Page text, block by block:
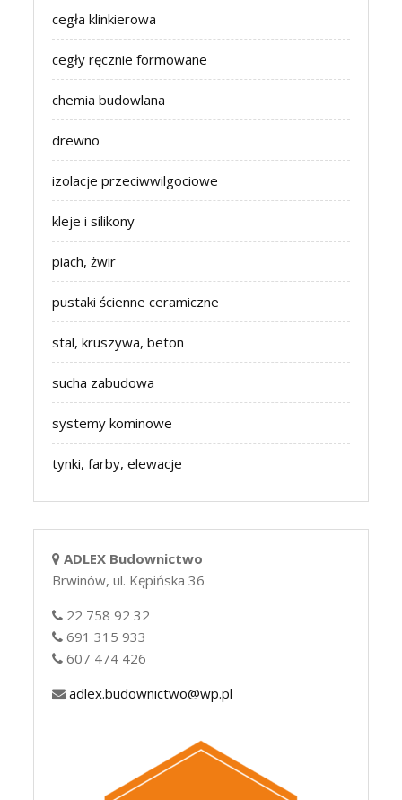
cegła klinkierowa
cegły ręcznie formowane
chemia budowlana
drewno
izolacje przeciwwilgociowe
kleje i silikony
piach, żwir
pustaki ścienne ceramiczne
stal, kruszywa, beton
sucha zabudowa
systemy kominowe
tynki, farby, elewacje
ADLEX Budownictwo
Brwinów, ul. Kępińska 36
22 758 92 32
691 315 933
607 474 426
adlex.budownictwo@wp.pl